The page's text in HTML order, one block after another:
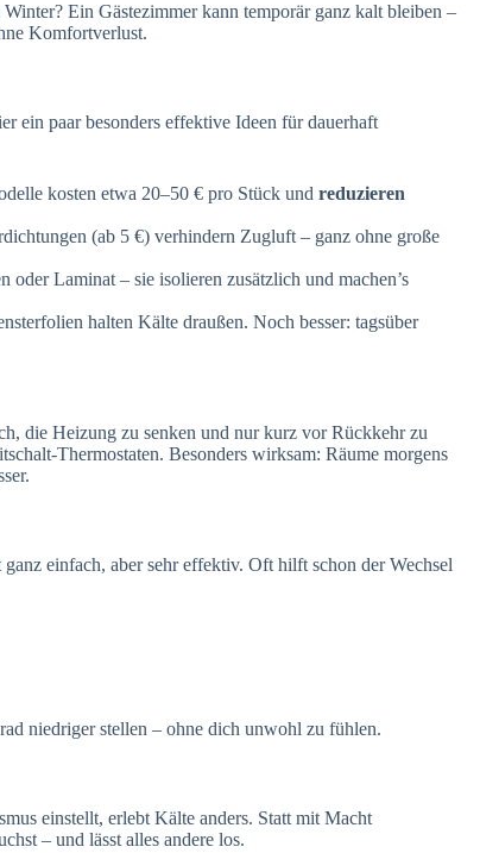
Ein Gästezimmer kann temporär ganz kalt bleiben –
Komfortverlust.
ein paar besonders effektive Ideen für dauerhaft
kosten etwa 20–50 € pro Stück und reduzieren
(ab 5 €) verhindern Zugluft – ganz ohne große
oder Laminat – sie isolieren zusätzlich und machen’s
halten Kälte draußen. Noch besser: tagsüber
die Heizung zu senken und nur kurz vor Rückkehr zu
Thermostaten. Besonders wirksam: Räume morgens
einfach, aber sehr effektiv. Oft hilft schon der Wechsel
niedriger stellen – ohne dich unwohl zu fühlen.
einstellt, erlebt Kälte anders. Statt mit Macht
– und lässt alles andere los.